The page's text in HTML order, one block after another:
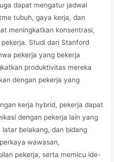
dapat mengatur jadwal
tubuh, gaya kerja, dan
meningkatkan konsentrasi,
Studi dari Stanford
pekerja yang bekerja
produktivitas mereka
dengan pekerja yang
kerja hybrid, pekerja dapat
dengan pekerja lain yang
belakang, dan bidang
wawasan,
pekerja, serta memicu ide-